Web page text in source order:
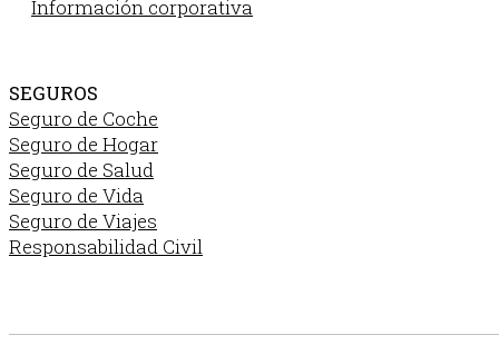
Información corporativa
SEGUROS
Seguro de Coche
Seguro de Hogar
Seguro de Salud
Seguro de Vida
Seguro de Viajes
Responsabilidad Civil